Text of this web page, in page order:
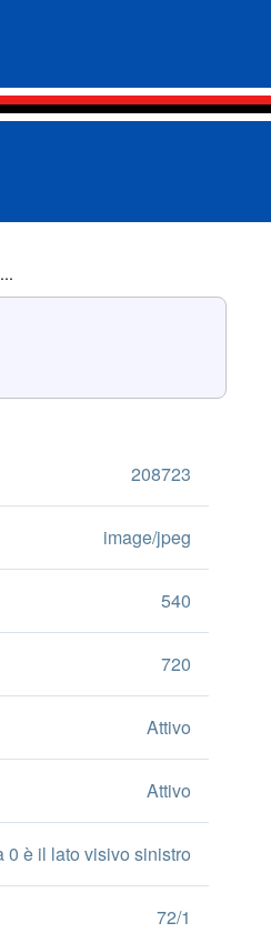
208723
image/jpeg
540
720
Attivo
Attivo
0 è il lato visivo sinistro
72/1